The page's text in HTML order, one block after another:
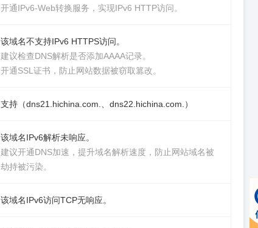
开通IPv6-Web转换服务 ，实现IPv6 HTTP访问。
该域名不支持IPv6 HTTPS访问。
建议检查DNS解析是否添加AAAA记录。
开通SSL证书 ，防止网站数据被窃取篡改。
支持（dns21.hichina.com.、dns22.hichina.com.）
该域名IPv6解析未响应。
建议开通DNS加速 ，提升域名解析速度，防止网站域名被
劫持被污染。
该域名IPv6访问TCP无响应。